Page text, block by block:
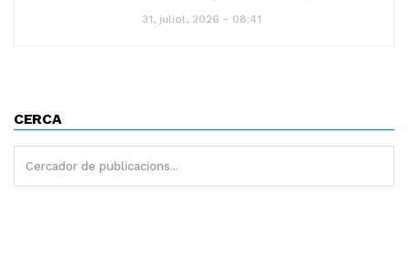
31, juliol, 2026 - 08:41
CERCA